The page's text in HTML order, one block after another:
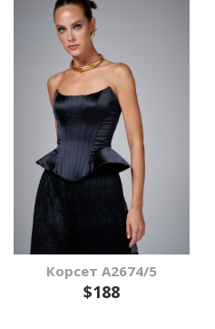
Корсет А2674/5
$188